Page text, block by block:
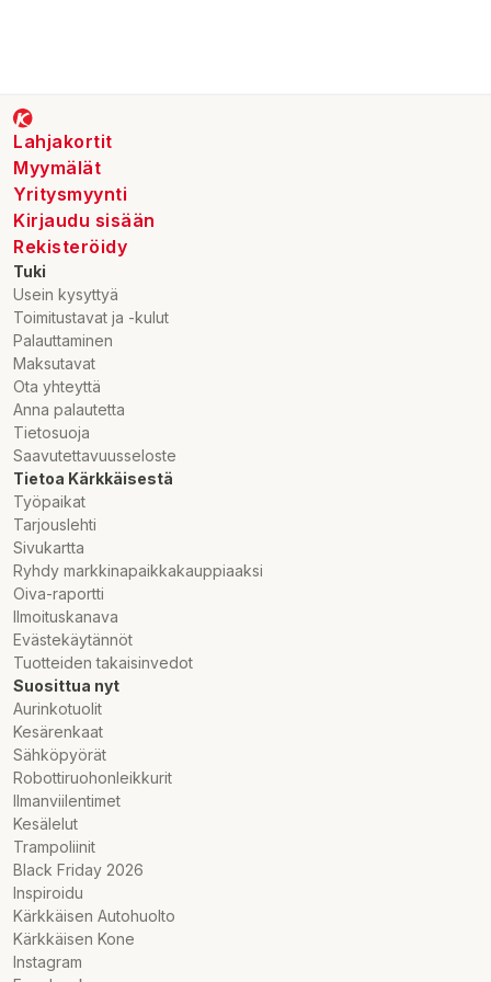
Lahjakortit
Myymälät
Yritysmyynti
Kirjaudu sisään
Rekisteröidy
Tuki
Usein kysyttyä
Toimitustavat ja -kulut
Palauttaminen
Maksutavat
Ota yhteyttä
Anna palautetta
Tietosuoja
Saavutettavuusseloste
Tietoa Kärkkäisestä
Työpaikat
Tarjouslehti
Sivukartta
Ryhdy markkinapaikkakauppiaaksi
Oiva-raportti
Ilmoituskanava
Evästekäytännöt
Tuotteiden takaisinvedot
Suosittua nyt
Aurinkotuolit
Kesärenkaat
Sähköpyörät
Robottiruohonleikkurit
Ilmanviilentimet
Kesälelut
Trampoliinit
Black Friday 2026
Inspiroidu
Kärkkäisen Autohuolto
Kärkkäisen Kone
Instagram